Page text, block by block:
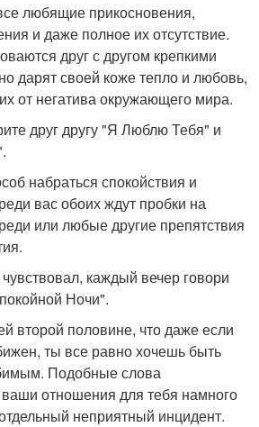
любящие прикосновения,
и даже полное их отсутствие.
друг с другом крепкими
дарят своей коже тепло и любовь,
от негатива окружающего мира.
друг другу "Я Люблю Тебя" и
набраться спокойствия и
вас обоих ждут пробки на
или любые другие препятствия
каждый вечер говори
Ночи".
второй половине, что даже если
ты все равно хочешь быть
Подобные слова
отношения для тебя намного
неприятный инцидент.